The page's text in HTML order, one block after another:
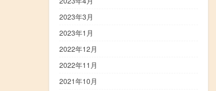
2023年3月
2023年1月
2022年12月
2022年11月
2021年10月